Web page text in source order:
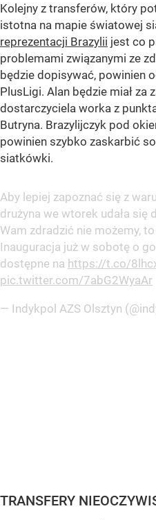
Kolejny z transferów, który
istotna na mapie światowej
reprezentacji Brazylii jest co
problemami związanymi ze
będzie dopisywać, powinien
PlusLigi. Alan będzie miał za
dostarczyciela worka z
Butryna. Brazylijczyk pod
powinien szybko zaskarbić
siatkówki.
Aby lepiej zapoznać się z
drużyna we wtorek udała się
Wam zdradzić nie możemy,
Inauguracja już w sobotę o
dostępne na https://t.co/
pic.twitter.com/7abG2WyaAr
— Indykpol AZS Olsztyn
TRANSFERY